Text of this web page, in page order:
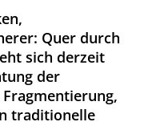
Quer durch
sich derzeit
der
traditionelle